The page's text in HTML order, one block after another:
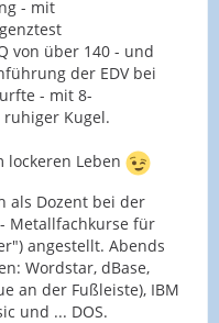
- mit
von über 140 - und
der EDV bei
- mit 8-
Kugel.
Leben
als Dozent bei der
Metallfachkurse für
angestellt. Abends
Wordstar, dBase,
an der Fußleiste), IBM
und ... DOS.